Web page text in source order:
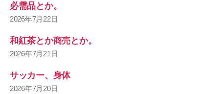
必需品とか。
2026年7月22日
和紅茶とか商売とか。
2026年7月21日
サッカー、身体
2026年7月20日